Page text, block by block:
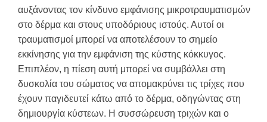
αυξάνοντας τον κίνδυνο εμφάνισης μικροτραυματισμών
στο δέρμα και στους υποδόριους ιστούς. Αυτοί οι
τραυματισμοί μπορεί να αποτελέσουν το σημείο
εκκίνησης για την εμφάνιση της κύστης κόκκυγος.
Επιπλέον, η πίεση αυτή μπορεί να συμβάλλει στη
δυσκολία του σώματος να απομακρύνει τις τρίχες που
έχουν παγιδευτεί κάτω από το δέρμα, οδηγώντας στη
δημιουργία κύστεων. Η συσσώρευση τριχών και ο